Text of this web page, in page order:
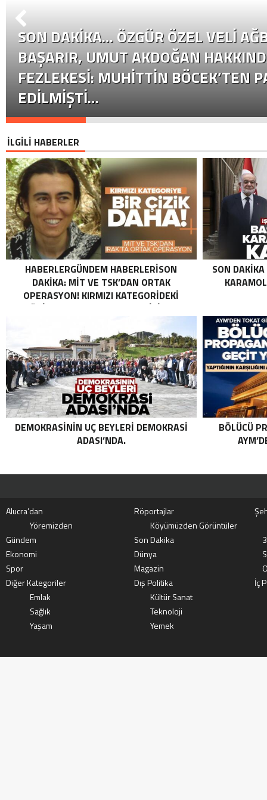
SON DAKİKA… ÖZGÜR ÖZEL VELI
BAŞARIR, UMUT AKDOĞAN
FEZLEKESI: MUHITTIN BÖCEK’TEN
EDILMIŞTI…
İLGİLİ HABERLER
HABERLERGÜNDEM HABERLERISON
DAKIKA: MİT VE TSK’DAN ORTAK
OPERASYON! KIRMIZI KATEGORIDEKI
TERÖRIST NAZLI TAŞPINAR ETKISIZ HALE
ORTAK OPERASYON! KIRMIZI
KATEGORIDEKI TERÖRIST NAZLI
TAŞPINAR ETKISIZ HALE GETIRILDI .
SON
DEMOKRASININ UÇ BEYLERI DEMOKRASI
ADASI’NDA.
BÖLÜCÜ
Alucra’dan Röportajlar
Yöremizden
Köyümüzden Görüntüler
Gündem
Son Dakika
Ekonomi
Dünya
Spor
Magazin
Diğer Kategoriler
Dış Politika
İç
Emlak
Kültür Sanat
Sağlık
Teknoloji
Yaşam
Yemek